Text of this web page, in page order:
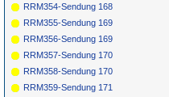
RRM354-Sendung 168
RRM355-Sendung 169
RRM356-Sendung 169
RRM357-Sendung 170
RRM358-Sendung 170
RRM359-Sendung 171